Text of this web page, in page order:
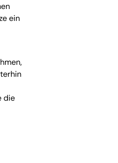
ein
die